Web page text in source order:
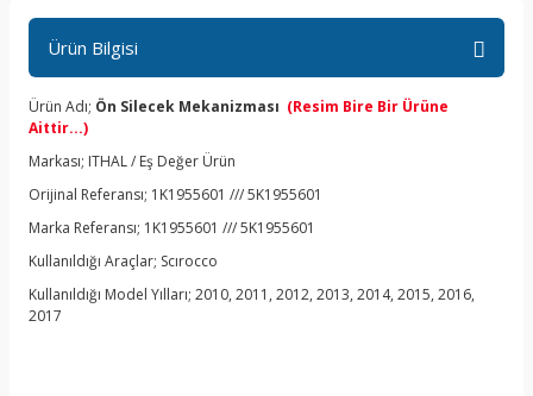
Ürün Bilgisi
Ürün Adı; Ön Silecek Mekanizması (Resim Bire Bir Ürüne
Aittir...)
Markası; ITHAL / Eş Değer Ürün
Orijinal Referansı; 1K1955601 /// 5K1955601
Marka Referansı; 1K1955601 /// 5K1955601
Kullanıldığı Araçlar; Scırocco
Kullanıldığı Model Yılları; 2010, 2011, 2012, 2013, 2014, 2015, 2016,
2017